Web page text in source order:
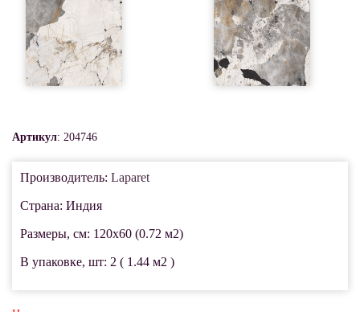
Артикул: 204746
Производитель: Laparet
Страна: Индия
Размеры, см: 120x60 (0.72 м2)
В упаковке, шт: 2 ( 1.44 м2 )